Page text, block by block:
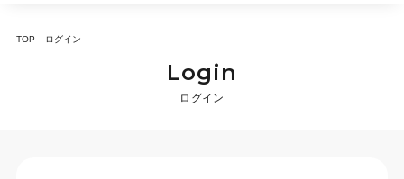
TOP ログイン
Login
ログイン